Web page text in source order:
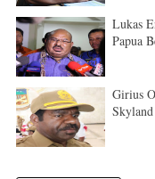
Lukas
Papua
Girius